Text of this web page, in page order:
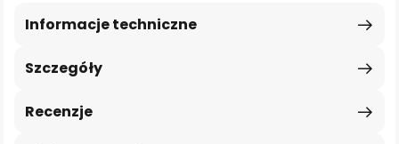
Szczegóły
Informacje techniczne
Recenzje